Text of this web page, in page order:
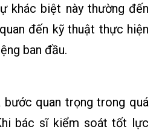
khác biệt này thường đến
đến kỹ thuật thực hiện
ban đầu.
bước quan trọng trong quá
bác sĩ kiểm soát tốt lực